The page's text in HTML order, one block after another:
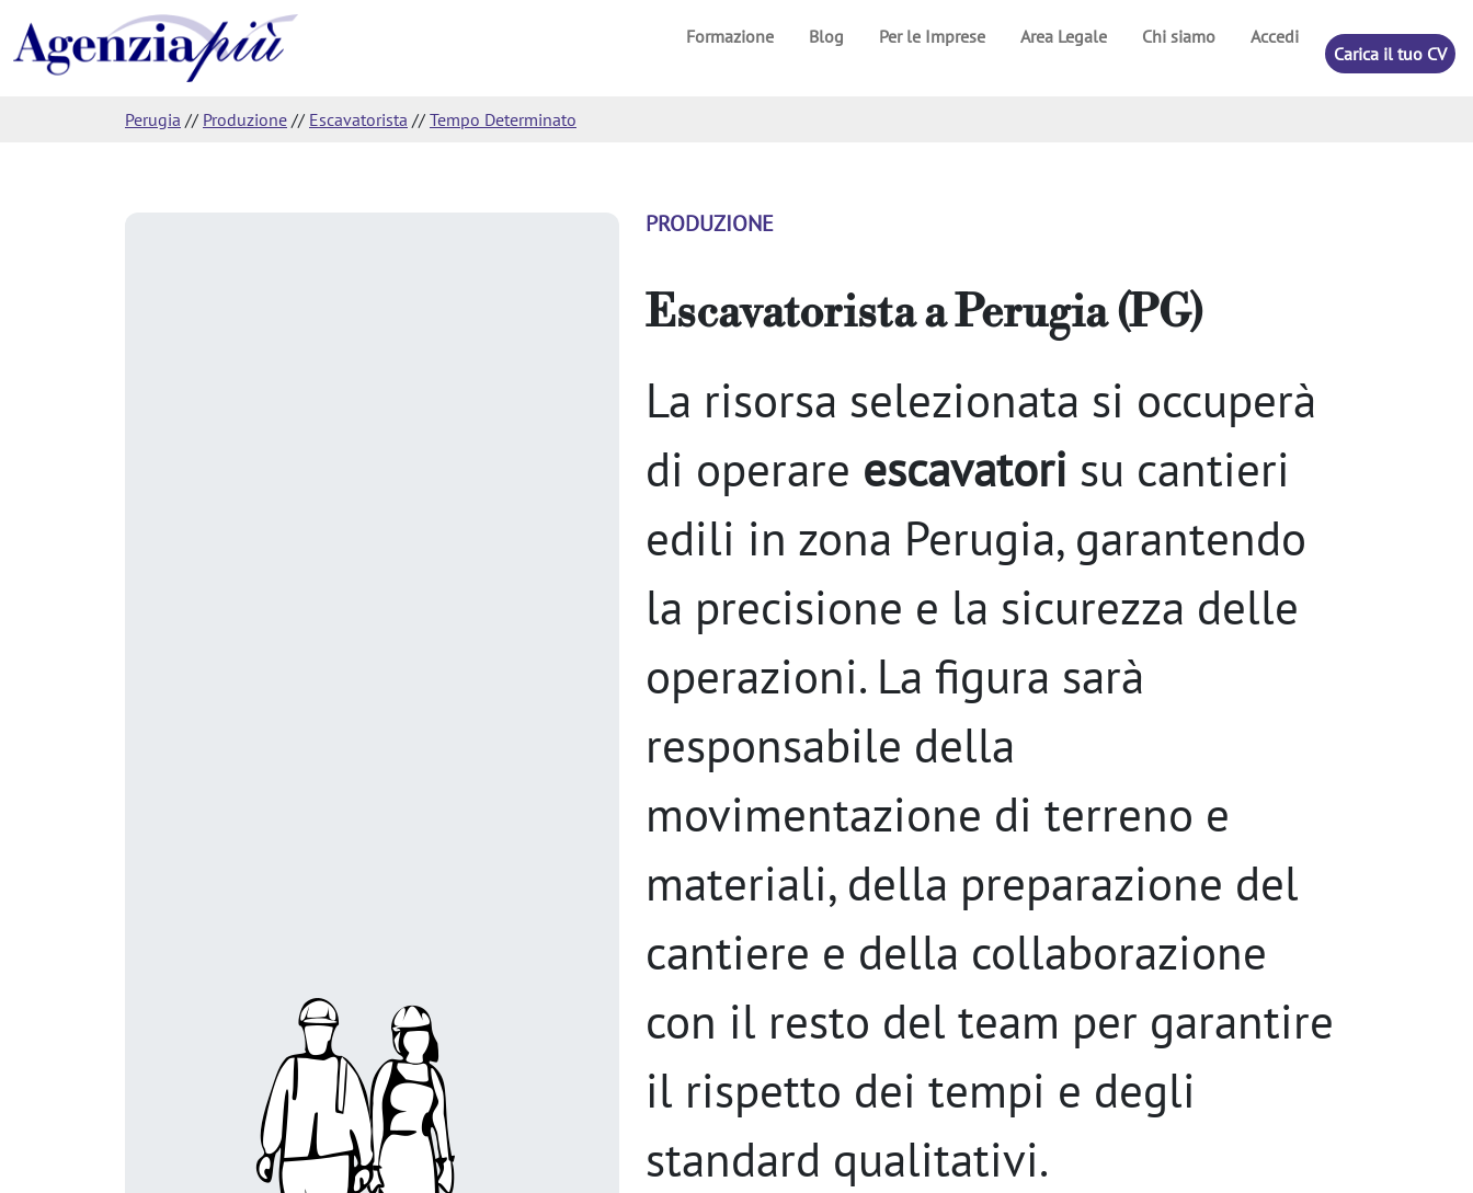
Formazione Blog Per le Imprese Area Legale Chi siamo
Accedi
Carica il tuo CV
Perugia // Produzione // Escavatorista // Tempo Determinato
PRODUZIONE
EscavatoristaaPerugia (PG)
La risorsa selezionata si occuperà
di operare escavatori su cantieri
edili in zona Perugia, garantendo
la precisione e la sicurezza delle
operazioni. La figura sarà
responsabile della
movimentazione di terreno e
materiali, della preparazione del
cantiere e della collaborazione
con il resto del team per garantire
il rispetto dei tempi e degli
standard qualitativi.